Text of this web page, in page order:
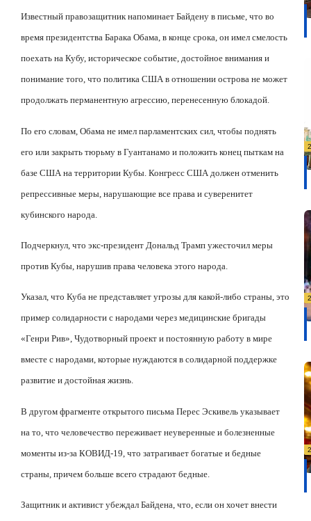
Известный правозащитник напоминает Байдену в письме, что во
время президентства Барака Обама, в конце срока, он имел смелость
поехать на Кубу, историческое событие, достойное внимания и
понимание того, что политика США в отношении острова не может
продолжать перманентную агрессию, перенесенную блокадой.
По его словам, Обама не имел парламентских сил, чтобы поднять
его или закрыть тюрьму в Гуантанамо и положить конец пыткам на
базе США на территории Кубы. Конгресс США должен отменить
репрессивные меры, нарушающие все права и суверенитет
кубинского народа.
Подчеркнул, что экс-президент Дональд Трамп ужесточил меры
против Кубы, нарушив права человека этого народа.
Указал, что Куба не представляет угрозы для какой-либо страны, это
пример солидарности с народами через медицинские бригады
«Генри Рив», Чудотворный проект и постоянную работу в мире
вместе с народами, которые нуждаются в солидарной поддержке
развитие и достойная жизнь.
В другом фрагменте открытого письма Перес Эскивель указывает
на то, что человечество переживает неуверенные и болезненные
моменты из-за КОВИД-19, что затрагивает богатые и бедные
страны, причем больше всего страдают бедные.
Защитник и активист убеждал Байдена, что, если он хочет внести